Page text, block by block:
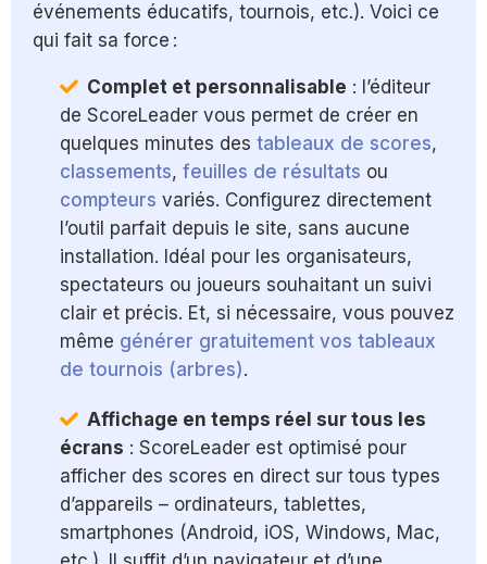
événements éducatifs, tournois, etc.). Voici ce
qui fait sa force :
Complet et personnalisable : l’éditeur
de ScoreLeader vous permet de créer en
quelques minutes des tableaux de scores,
classements, feuilles de résultats ou
compteurs variés. Configurez directement
l’outil parfait depuis le site, sans aucune
installation. Idéal pour les organisateurs,
spectateurs ou joueurs souhaitant un suivi
clair et précis. Et, si nécessaire, vous pouvez
même générer gratuitement vos tableaux
de tournois (arbres).
Affichage en temps réel sur tous les
écrans : ScoreLeader est optimisé pour
afficher des scores en direct sur tous types
d’appareils – ordinateurs, tablettes,
smartphones (Android, iOS, Windows, Mac,